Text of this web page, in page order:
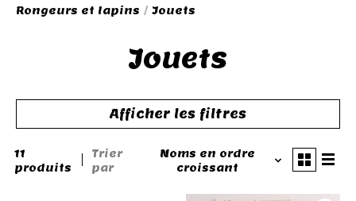
Rongeurs et lapins / Jouets
Jouets
Afficher les filtres
11
produits
Trier
par
Noms en ordre
croissant